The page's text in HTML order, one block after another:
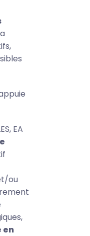
EA
ou
en